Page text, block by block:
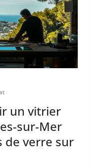
un vitrier
sur-Mer
de verre sur